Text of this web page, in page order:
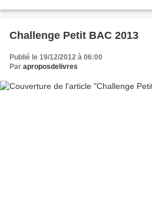
Challenge Petit BAC 2013
Publié le 19/12/2012 à 06:00
Par aproposdelivres